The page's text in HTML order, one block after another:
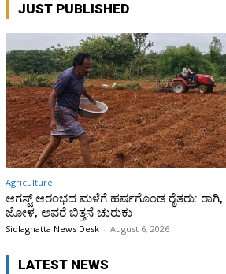
JUST PUBLISHED
Agriculture
ಆಗಸ್ಟ್ ಆರಂಭದ ಮಳೆಗೆ ಹರ್ಷಗೊಂಡ ರೈತರು: ರಾಗಿ,
ಜೋಳ, ಅವರೆ ಬಿತ್ತನೆ ಚುರುಕು
Sidlaghatta News Desk - August 6, 2026
LATEST NEWS